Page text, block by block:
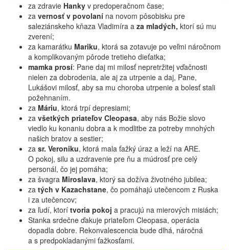
za zdravie Hanky v predoperačnom čase;
za vernosť v povolaní na novom pôsobisku pre
saleziánskeho kňaza Vladimíra a za mladých, ktorí sú mu
zverení;
za kamarátku Mariku, ktorá sa zotavuje po veľmi náročnom
a komplikovaným pôrode tretieho dieťatka;
mamka prosí: Pane daj mi milosť nepretržitej vďačnosti
nielen za dobrodenia, ale aj za utrpenie a daj, Pane,
Lukášovi milosť, aby sa mu choroba utrpenie a bolesť stali
požehnaním.
za Máriu, ktorá trpí depresiami;
za všetkých priateľov Cleopasa, aby nás Božie slovo
viedlo ku konaniu dobra a k modlitbe za potreby mnohých
našich bratov a sestier;
za sr. Veroniku, ktorá mala ťažký úraz a leží na ARE.
O pokoj, silu a uzdravenie pre ňu a múdrosť pre celý
personál, čo jej pomáha;
za švagra Miroslava, ktorý sa dožíva životného jubilea;
za tých v Kazachstane, čo pomáhajú utečencom z Ruska
i za utečencov;
za ľudí, ktorí tvoria pokoj a pracujú na mierových misiách;
Stanka srdečne ďakuje priateľom Cleopasa, operácia
dopadla dobre. Rekonvalescencia bude dlhá, náročná
a s predpokladanými ťažkosťami.